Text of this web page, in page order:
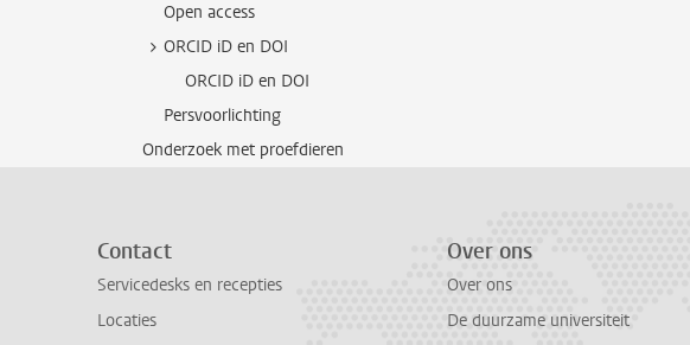
Open access
ORCID iD en DOI
ORCID iD en DOI
Persvoorlichting
Onderzoek met proefdieren
Contact
Servicedesks en recepties
Locaties
Over ons
Over ons
De duurzame universiteit